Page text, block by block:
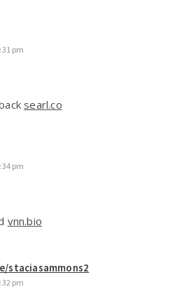
pm
searl.co
pm
vnn.bio
staciasammons2
pm